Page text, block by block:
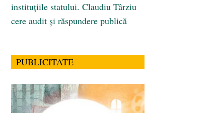
instituțiile statului. Claudiu Târziu
cere audit și răspundere publică
PUBLICITATE